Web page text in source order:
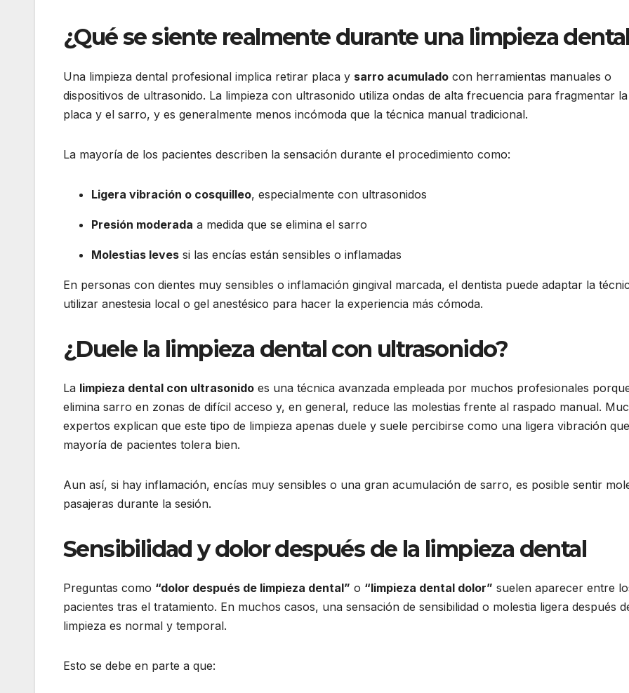
¿Qué se siente realmente durante una limpieza
Una limpieza dental profesional implica retirar placa y sarro acumulado con herramientas manuales o
dispositivos de ultrasonido. La limpieza con ultrasonido utiliza ondas de alta frecuencia para fragmentar la
placa y el sarro, y es generalmente menos incómoda que la técnica manual tradicional.
La mayoría de los pacientes describen la sensación durante el procedimiento como:
Ligera vibración o cosquilleo, especialmente con ultrasonidos
Presión moderada a medida que se elimina el sarro
Molestias leves si las encías están sensibles o inflamadas
En personas con dientes muy sensibles o inflamación gingival marcada, el dentista puede adaptar la
utilizar anestesia local o gel anestésico para hacer la experiencia más cómoda.
¿Duele la limpieza dental con ultrasonido?
La limpieza dental con ultrasonido es una técnica avanzada empleada por muchos profesionales
elimina sarro en zonas de difícil acceso y, en general, reduce las molestias frente al raspado manual.
expertos explican que este tipo de limpieza apenas duele y suele percibirse como una ligera vibración
mayoría de pacientes tolera bien.
Aun así, si hay inflamación, encías muy sensibles o una gran acumulación de sarro, es posible sentir
pasajeras durante la sesión.
Sensibilidad y dolor después de la limpieza dental
Preguntas como “dolor después de limpieza dental” o “limpieza dental dolor” suelen aparecer entre
pacientes tras el tratamiento. En muchos casos, una sensación de sensibilidad o molestia ligera después
limpieza es normal y temporal.
Esto se debe en parte a que: